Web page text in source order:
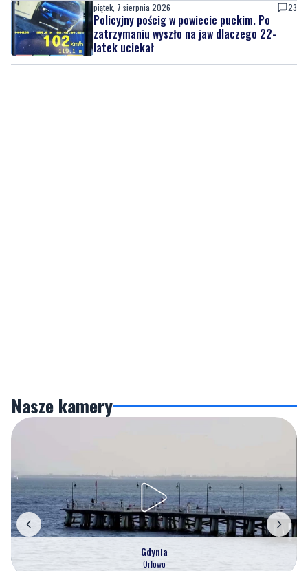
piątek, 7 sierpnia 2026 23
Policyjny pościg w powiecie puckim. Po
zatrzymaniu wyszło na jaw dlaczego 22-
latek uciekał
Nasze kamery
Gdynia
Orłowo